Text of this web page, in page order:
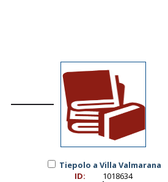
Tiepolo a Villa Valmarana
ID:
1018634